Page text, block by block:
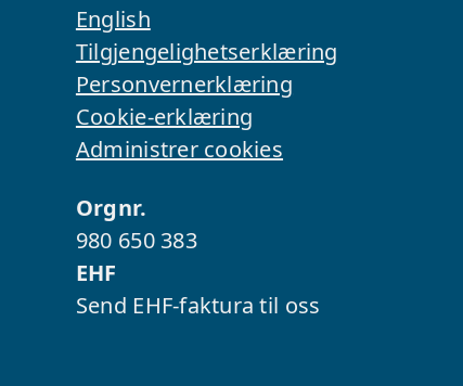
English
Tilgjengelighetserklæring
Personvernerklæring
Cookie-erklæring
Administrer cookies
Orgnr.
980 650 383
EHF
Send EHF-faktura til oss